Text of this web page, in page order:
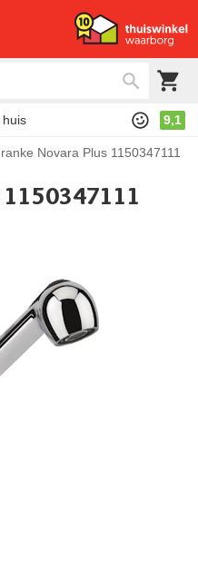
huis 9,1
Novara Plus 1150347111
1150347111